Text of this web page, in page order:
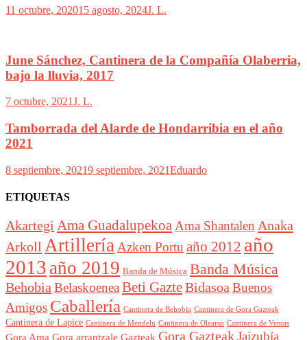
11 octubre, 202015 agosto, 2024J. L.
June Sánchez, Cantinera de la Compañía Olaberria,
bajo la lluvia, 2017
7 octubre, 2021J. L.
Tamborrada del Alarde de Hondarribia en el año
2021
8 septiembre, 20219 septiembre, 2021Eduardo
ETIQUETAS
Akartegi Ama GuadalupekoaAma Shantalen Anaka
Arkoll ArtilleríaAzken Portu año 2012 año
2013 año 2019 Banda de Música Banda Música
BehobiaBelaskoeneaBeti GazteBidasoaBuenos
Amigos Caballería Cantinera de Behobia Cantinera de Gora Gazteak
Cantinera de Lapice Cantinera de Mendelu Cantinera de Olearso Cantinera de Ventas
Gora Ama Gora arrantzale Gazteak Gora GazteakJaizubía